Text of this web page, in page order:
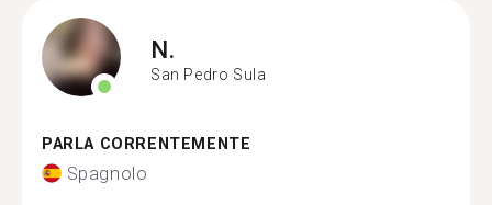
N.
San Pedro Sula
PARLA CORRENTEMENTE
Spagnolo